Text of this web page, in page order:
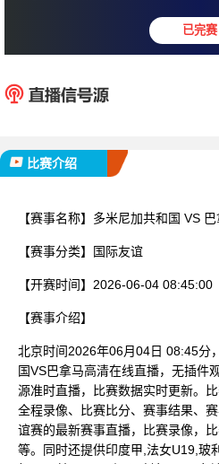
比赛介绍
【赛事名称】 多米尼加共和国 VS
【赛事分类】 国际友谊
【开赛时间】 2026-06-04 08:45:00
【赛事介绍】
北京时间2026年06月04日 08:45分
国VS巴拿马高清在线直播，无插件
源准时直播，比赛数据实时更新。
全程录像、比赛比分、赛事结果、
谊赛的最新赛事直播，比赛录像，
等。同时还提供印度甲,法女U19,玻